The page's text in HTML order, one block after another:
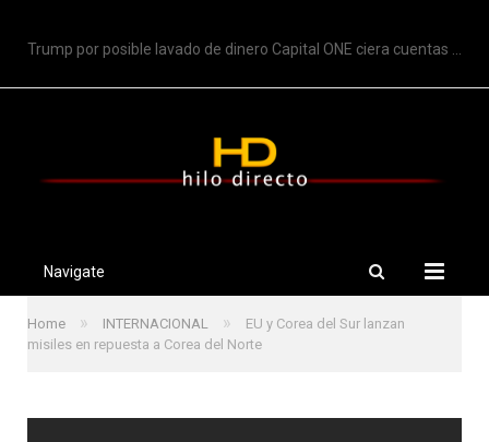
Trump por posible lavado de dinero Capital ONE ciera cuentas de Trump
Navigate
Home » INTERNACIONAL »
EU y Corea del Sur lanzan
misiles en repuesta a Corea del Norte